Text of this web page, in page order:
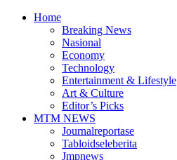
Home
Breaking News
Nasional
Economy
Technology
Entertainment & Lifestyle
Art & Culture
Editor’s Picks
MTM NEWS
Journalreportase
Tabloidseleberita
Jmpnews